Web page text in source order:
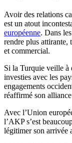
Avoir des relations
est un atout
européenne. Dans
rendre plus attirante,
et commercial.
Si la Turquie veille à
investies avec les
engagements
réaffirmé son
Avec l’Union
l’AKP s’est
légitimer son arrivée